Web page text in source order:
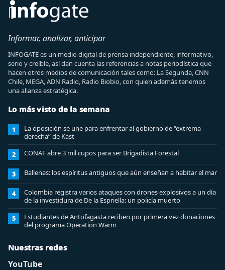
Informar, analizar, anticipar
INFOGATE es un medio digital de prensa independiente, informativo,
serio y creíble, así dan cuenta las referencias a notas periodística que
hacen otros medios de comunicación tales como: La Segunda, CNN
Chile, MEGA, ADN Radio, Radio Biobio, con quien además tenemos
una alianza estratégica.
Lo más visto de la semana
1
La oposición se une para enfrentar al gobierno de “extrema
derecha” de Kast
2 CONAF abre 3 mil cupos para ser Brigadista Forestal
3 Ballenas: los espíritus antiguos que aún enseñan a habitar el mar
4
Colombia registra varios ataques con drones explosivos a un día
de la investidura de De la Espriella: un policía muerto
5
Estudiantes de Antofagasta reciben por primera vez donaciones
del programa Operation Warm
Nuestras redes
YouTube